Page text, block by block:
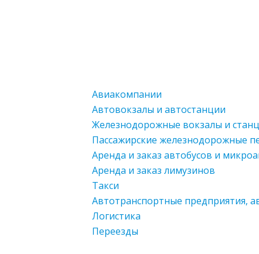
Авиакомпании
Автовокзалы и автостанции
Железнодорожные вокзалы и
Пассажирские железнодорожные
Аренда и заказ автобусов и
Аренда и заказ лимузинов
Такси
Автотранспортные предприятия,
Логистика
Переезды